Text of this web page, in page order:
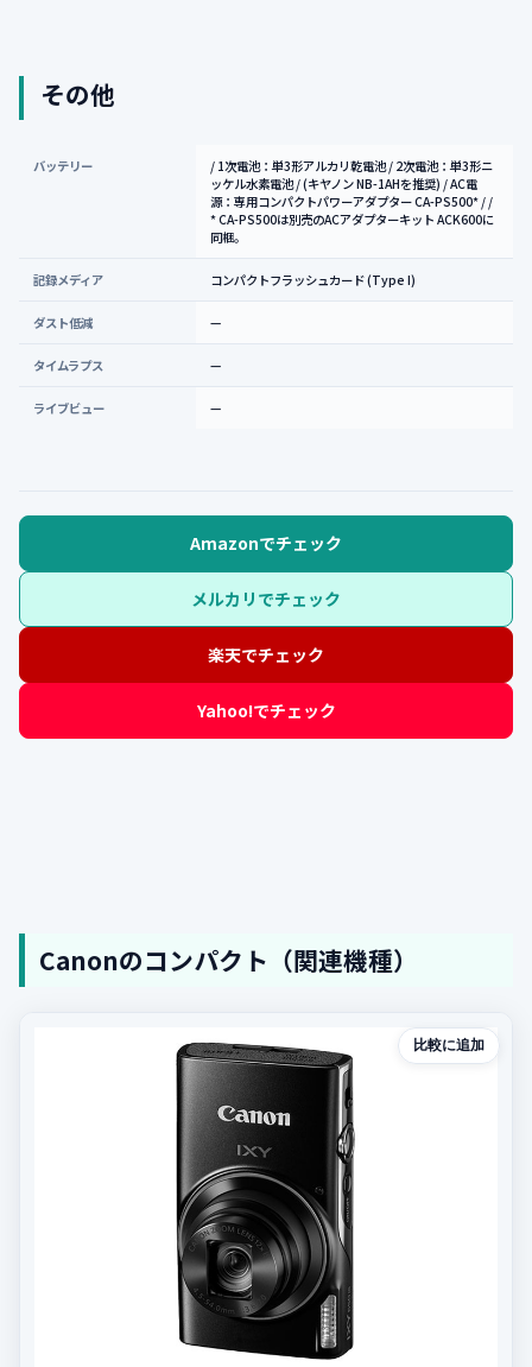
その他
バッテリー
/ 1次電池：単3形アルカリ乾電池 / 2次電池：単3形ニ
ッケル水素電池 / (キヤノン NB-1AHを推奨) / AC電
源：専用コンパクトパワーアダプター CA-PS500* / /
* CA-PS500は別売のACアダプターキット ACK600に
同梱。
記録メディア コンパクトフラッシュカード (Type I)
ダスト低減 —
タイムラプス —
ライブビュー —
Amazonでチェック
メルカリでチェック
楽天でチェック
Yahoo!でチェック
Canonのコンパクト（関連機種）
比較に追加